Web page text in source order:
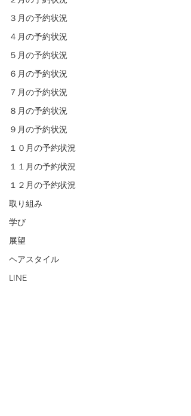
３月の予約状況
４月の予約状況
５月の予約状況
６月の予約状況
７月の予約状況
８月の予約状況
９月の予約状況
１０月の予約状況
１１月の予約状況
１２月の予約状況
取り組み
学び
展望
ヘアスタイル
LINE